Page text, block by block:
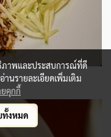
ภาพและประสบการณ์ที่ดี
านรายละเอียดเพิ่มเติม
คุกกี้
ทั้งหมด